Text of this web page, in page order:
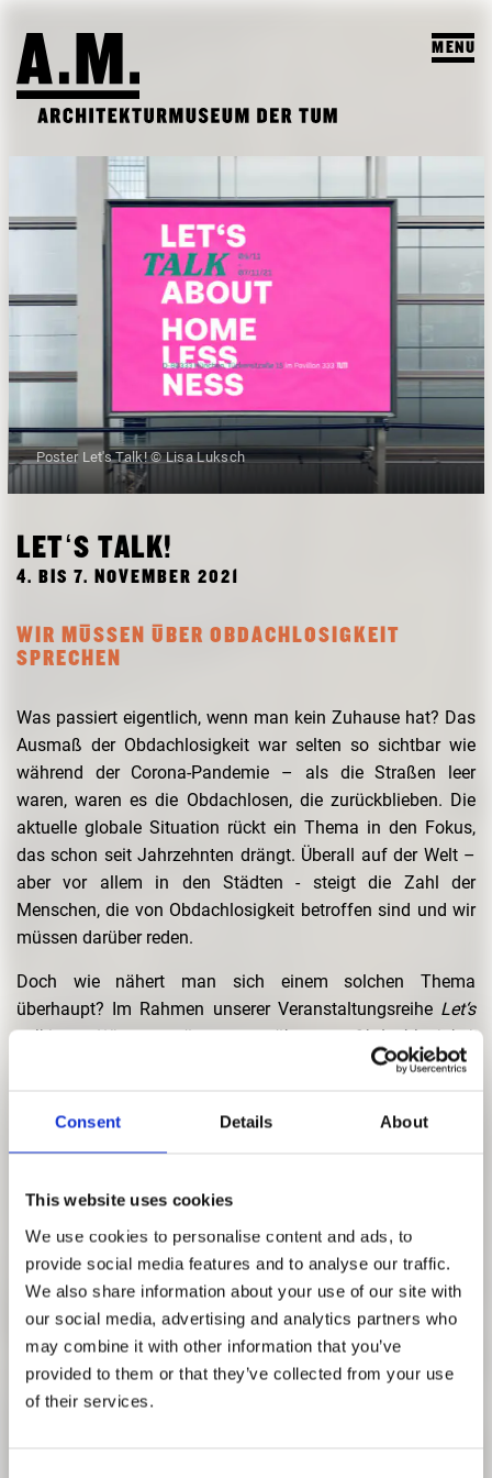
Consent Details About
This website uses cookies
We use cookies to personalise content and ads, to
provide social media features and to analyse our traffic.
We also share information about your use of our site with
our social media, advertising and analytics partners who
may combine it with other information that you’ve
provided to them or that they’ve collected from your use
of their services.
MENU
AUSSTELLUNGEN & PROGRAMM
PROGRAMM
VORSCHAU
ARCHIV AUSSTELLUNGEN
A.M. ARCHIV & LEHRE
A.M. ARCHIV / SAMMLUNG
LEHRPROFIL
STUDENTISCHE ARBEITEN
LEHRVERANSTALTUNGEN
DAS A.M.
ÜBER UNS
Poster Let's Talk! © Lisa Luksch
LET‘S TALK!
4. BIS 7. NOVEMBER 2021
WIR MÜSSEN ÜBER OBDACHLOSIGKEIT
SPRECHEN
Was passiert eigentlich, wenn man kein Zuhause hat? Das
Ausmaß der Obdachlosigkeit war selten so sichtbar wie
während der Corona-Pandemie – als die Straßen leer
waren, waren es die Obdachlosen, die zurückblieben. Die
aktuelle globale Situation rückt ein Thema in den Fokus,
das schon seit Jahrzehnten drängt. Überall auf der Welt –
aber vor allem in den Städten - steigt die Zahl der
Menschen, die von Obdachlosigkeit betroffen sind und wir
müssen darüber reden.
Doch wie nähert man sich einem solchen Thema
überhaupt? Im Rahmen unserer Veranstaltungsreihe Let‘s
talk! Wir müssen über Obdachlosigkeit
beschäftigen wir uns mit den Schnittstellen von
der Art wie wir über Obdachlosigkeit sprechen, etwaige
Zukunftsstrategien – sowohl auf sozialer, politischer und
darüber, wie sich München als Stadt, die seit Jahren mit
Wohnungsmangel kämpft, der Problematik stellen kann.
Dabei suchen wir nach Antworten auf die Fragen: Welche
Verantwortung trägt die Stadt und welche Strategien
verfolgt sie, um Lösungen zu generieren? Welche Rolle
kann die Architektur als Profession spielen? Wie kann das
Thema in unserer Gesellschaft sichtbarer gemacht werden?
Das mehrformatige Programm beleuchtet die Thematik